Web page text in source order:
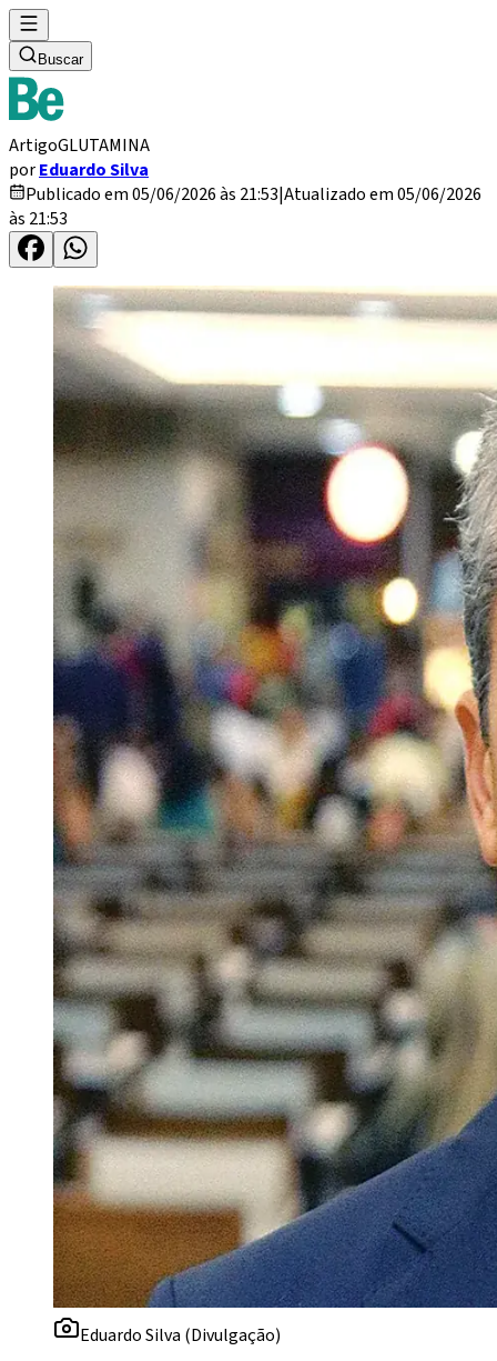
Buscar
ArtigoGLUTAMINA
porEduardo Silva
Publicado em 05/06/2026 às 21:53|Atualizado em 05/06/2026
às 21:53
Eduardo Silva (Divulgação)